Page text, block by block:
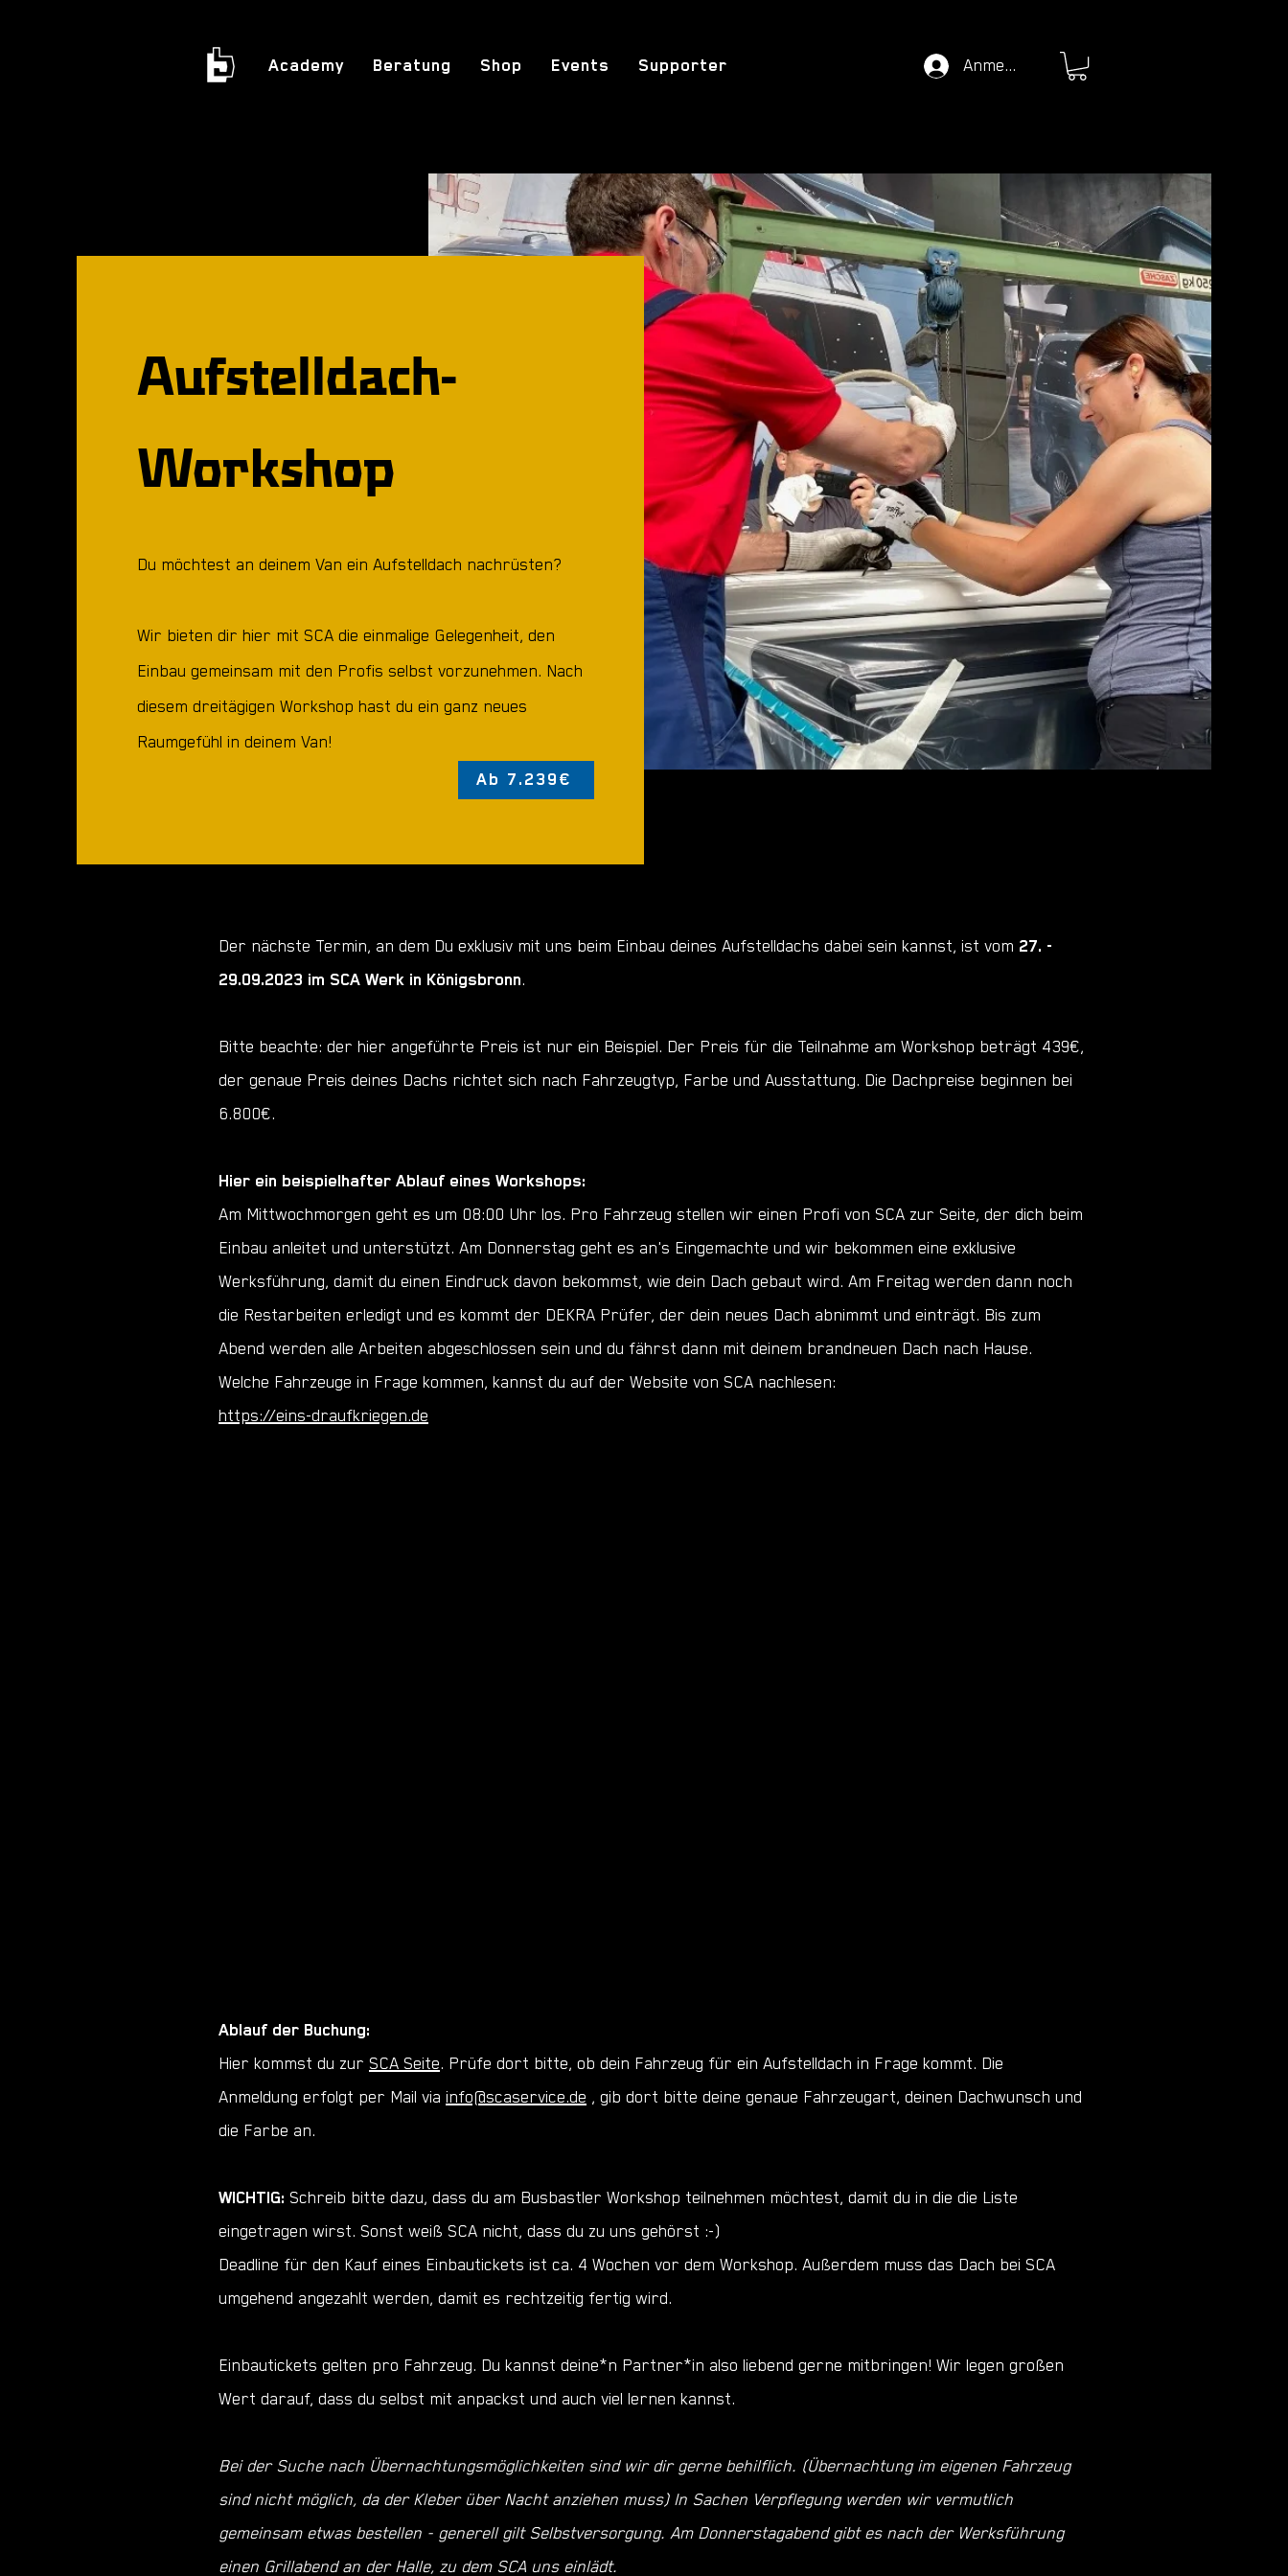
Academy Beratung Shop Events Supporter Anmelden
Aufstelldach-
Workshop
Du möchtest an deinem Van ein Aufstelldach nachrüsten?
Wir bieten dir hier mit SCA die einmalige Gelegenheit, den
Einbau gemeinsam mit den Profis selbst vorzunehmen. Nach
diesem dreitägigen Workshop hast du ein ganz neues
Raumgefühl in deinem Van!
Ab 7.239€
Der nächste Termin, an dem Du exklusiv mit uns beim Einbau deines Aufstelldachs dabei sein kannst, ist vom 27. -
29.09.2023 im SCA Werk in Königsbronn.
Bitte beachte: der hier angeführte Preis ist nur ein Beispiel. Der Preis für die Teilnahme am Workshop beträgt 439€,
der genaue Preis deines Dachs richtet sich nach Fahrzeugtyp, Farbe und Ausstattung. Die Dachpreise beginnen bei
6.800€.
Hier ein beispielhafter Ablauf eines Workshops:
Am Mittwochmorgen geht es um 08:00 Uhr los. Pro Fahrzeug stellen wir einen Profi von SCA zur Seite, der dich beim
Einbau anleitet und unterstützt. Am Donnerstag geht es an's Eingemachte und wir bekommen eine exklusive
Werksführung, damit du einen Eindruck davon bekommst, wie dein Dach gebaut wird. Am Freitag werden dann noch
die Restarbeiten erledigt und es kommt der DEKRA Prüfer, der dein neues Dach abnimmt und einträgt. Bis zum
Abend werden alle Arbeiten abgeschlossen sein und du fährst dann mit deinem brandneuen Dach nach Hause.
Welche Fahrzeuge in Frage kommen, kannst du auf der Website von SCA nachlesen:
https://eins-draufkriegen.de
Ablauf der Buchung:
Hier kommst du zur SCA Seite. Prüfe dort bitte, ob dein Fahrzeug für ein Aufstelldach in Frage kommt. Die
Anmeldung erfolgt per Mail via info@scaservice.de , gib dort bitte deine genaue Fahrzeugart, deinen Dachwunsch und
die Farbe an.
WICHTIG: Schreib bitte dazu, dass du am Busbastler Workshop teilnehmen möchtest, damit du in die die Liste
eingetragen wirst. Sonst weiß SCA nicht, dass du zu uns gehörst :-)
Deadline für den Kauf eines Einbautickets ist ca. 4 Wochen vor dem Workshop. Außerdem muss das Dach bei SCA
umgehend angezahlt werden, damit es rechtzeitig fertig wird.
Einbautickets gelten pro Fahrzeug. Du kannst deine*n Partner*in also liebend gerne mitbringen! Wir legen großen
Wert darauf, dass du selbst mit anpackst und auch viel lernen kannst.
Bei der Suche nach Übernachtungsmöglichkeiten sind wir dir gerne behilflich. (Übernachtung im eigenen Fahrzeug
sind nicht möglich, da der Kleber über Nacht anziehen muss) In Sachen Verpflegung werden wir vermutlich
gemeinsam etwas bestellen - generell gilt Selbstversorgung. Am Donnerstagabend gibt es nach der Werksführung
einen Grillabend an der Halle, zu dem SCA uns einlädt.